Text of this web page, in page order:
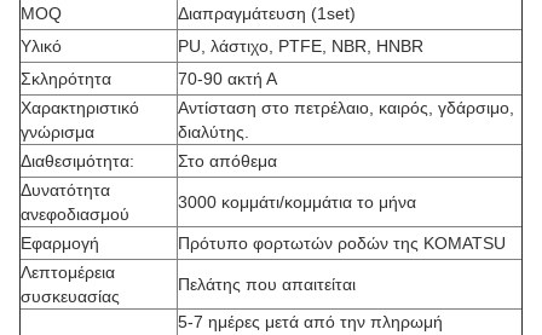
MOQ
Διαπραγμάτευση (1set)
Υλικό
PU, λάστιχο, PTFE, NBR, HNBR
Σκληρότητα
70-90 ακτή Α
Χαρακτηριστικό
γνώρισμα
Αντίσταση στο πετρέλαιο, καιρός, γδάρσιμο,
διαλύτης.
Διαθεσιμότητα:
Στο απόθεμα
Δυνατότητα
ανεφοδιασμού
3000 κομμάτι/κομμάτια το μήνα
Εφαρμογή
Πρότυπο φορτωτών ροδών της KOMATSU
Λεπτομέρεια
συσκευασίας
Πελάτης που απαιτείται
5-7 ημέρες μετά από την πληρωμή